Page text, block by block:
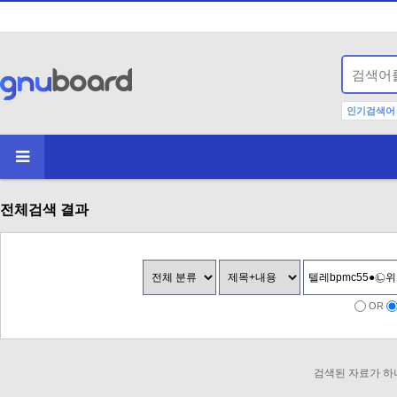
인기검색어
전체검색 결과
OR
검색된 자료가 하